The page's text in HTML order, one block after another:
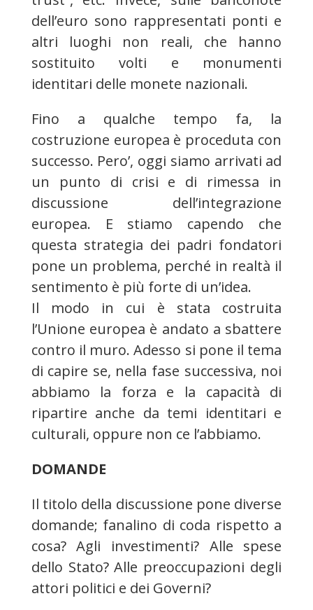
dell’euro sono rappresentati ponti e
altri luoghi non reali, che hanno
sostituito volti e monumenti
identitari delle monete nazionali.
Fino a qualche tempo fa, la
costruzione europea è proceduta con
successo. Pero’, oggi siamo arrivati ad
un punto di crisi e di rimessa in
discussione dell’integrazione
europea. E stiamo capendo che
questa strategia dei padri fondatori
pone un problema, perché in realtà il
sentimento è più forte di un’idea.
Il modo in cui è stata costruita
l’Unione europea è andato a sbattere
contro il muro. Adesso si pone il tema
di capire se, nella fase successiva, noi
abbiamo la forza e la capacità di
ripartire anche da temi identitari e
culturali, oppure non ce l’abbiamo.
DOMANDE
Il titolo della discussione pone diverse
domande; fanalino di coda rispetto a
cosa? Agli investimenti? Alle spese
dello Stato? Alle preoccupazioni degli
attori politici e dei Governi?